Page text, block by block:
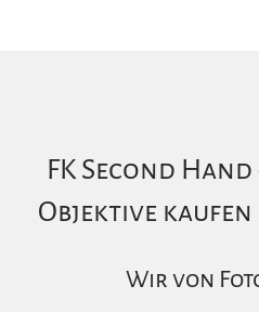
FK Second
Objektive kaufen
Wir von